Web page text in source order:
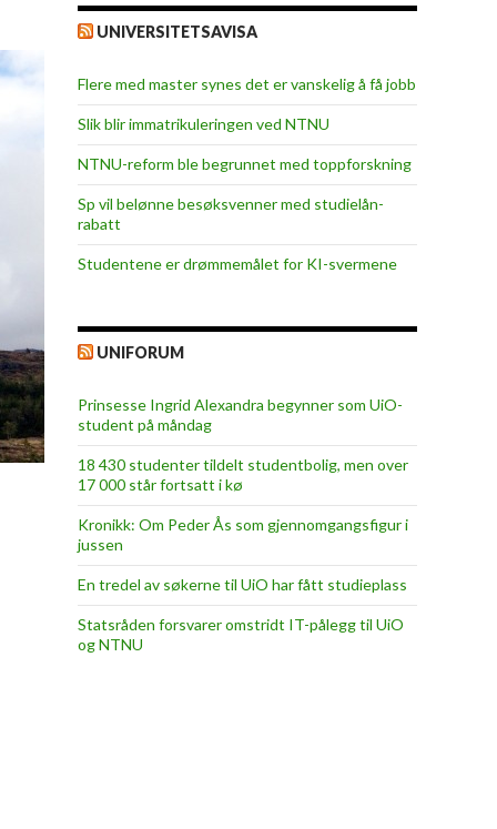
UNIVERSITETSAVISA
Flere med master synes det er vanskelig å få jobb
Slik blir immatrikuleringen ved NTNU
NTNU-reform ble begrunnet med toppforskning
Sp vil belønne besøksvenner med studielån-
rabatt
Studentene er drømmemålet for KI-svermene
UNIFORUM
Prinsesse Ingrid Alexandra begynner som UiO-
student på måndag
18 430 studenter tildelt studentbolig, men over
17 000 står fortsatt i kø
Kronikk: Om Peder Ås som gjennomgangsfigur i
jussen
En tredel av søkerne til UiO har fått studieplass
Statsråden forsvarer omstridt IT-pålegg til UiO
og NTNU